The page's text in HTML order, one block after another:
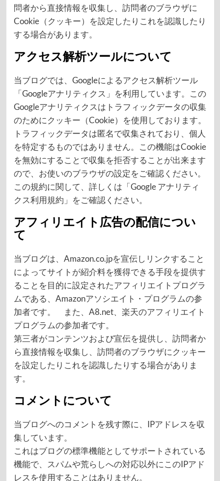
問者から直接情報を収集し、訪問者のブラウザに
Cookie（クッキー）を設定したりこれを認識したり
する場合があります。
アクセス解析ツールについて
当ブログでは、Googleによるアクセス解析ツール
「Googleアナリティクス」を利用しています。この
Googleアナリティクスはトラフィックデータの収集
のためにクッキー（Cookie）を使用しております。
トラフィックデータは匿名で収集されており、個人
を特定するものではありません。この機能はCookie
を無効にすることで収集を拒否することが出来ます
ので、お使いのブラウザの設定をご確認ください。
この規約に関して、詳しくは「Google アナリティ
クス利用規約」をご確認ください。
アフィリエイト広告の配信につい
て
当ブログは、Amazon.co.jpを宣伝しリンクすること
によってサイトが紹介料を獲得できる手段を提供す
ることを目的に設定されたアフィリエイトプログラ
ムである、Amazonアソシエイト・プログラムの参
加者です。 また、A8.net、楽天のアフィリエイト
プログラムの参加者です。
第三者がコンテンツおよび宣伝を提供し、訪問者か
ら直接情報を収集し、訪問者のブラウザにクッキー
を設定したりこれを認識したりする場合がありま
す。
コメントについて
当ブログへのコメントを残す際に、IPアドレスを収
集しています。
これはブログの標準機能としてサポートされている
機能で、スパムや荒らしへの対応以外にこのIPアド
レスを使用することはありません。